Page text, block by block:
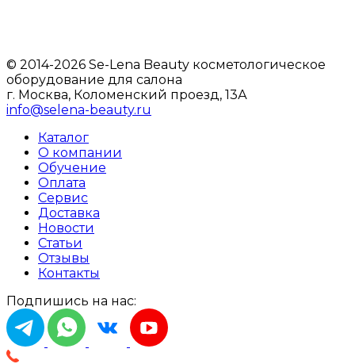
© 2014-2026 Se-Lena Beauty косметологическое
оборудование для салона
г. Москва, Коломенский проезд, 13А
info@selena-beauty.ru
Каталог
О компании
Обучение
Оплата
Сервис
Доставка
Новости
Статьи
Отзывы
Контакты
Подпишись на нас: